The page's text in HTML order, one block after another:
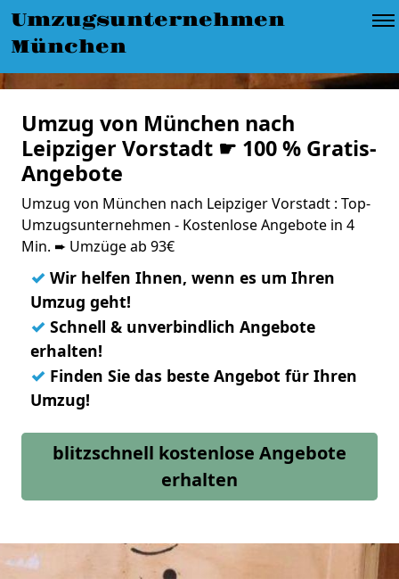
Umzugsunternehmen
München
Umzug von München nach
Leipziger Vorstadt ☛ 100 % Gratis-
Angebote
Umzug von München nach Leipziger Vorstadt : Top-
Umzugsunternehmen - Kostenlose Angebote in 4
Min. ➨ Umzüge ab 93€
✓ Wir helfen Ihnen, wenn es um Ihren
Umzug geht!
✓ Schnell & unverbindlich Angebote
erhalten!
✓ Finden Sie das beste Angebot für Ihren
Umzug!
blitzschnell kostenlose Angebote
erhalten